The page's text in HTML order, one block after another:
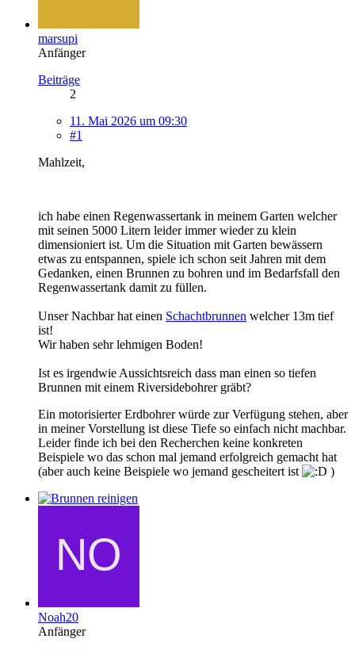
marsupi
Anfänger
Beiträge
2
11. Mai 2026 um 09:30
#1
Mahlzeit,
ich habe einen Regenwassertank in meinem Garten welcher
mit seinen 5000 Litern leider immer wieder zu klein
dimensioniert ist. Um die Situation mit Garten bewässern
etwas zu entspannen, spiele ich schon seit Jahren mit dem
Gedanken, einen Brunnen zu bohren und im Bedarfsfall den
Regenwassertank damit zu füllen.
Unser Nachbar hat einen Schachtbrunnen welcher 13m tief
ist!
Wir haben sehr lehmigen Boden!
Ist es irgendwie Aussichtsreich dass man einen so tiefen
Brunnen mit einem Riversidebohrer gräbt?
Ein motorisierter Erdbohrer würde zur Verfügung stehen, aber
in meiner Vorstellung ist diese Tiefe so einfach nicht machbar.
Leider finde ich bei den Recherchen keine konkreten
Beispiele wo das schon mal jemand erfolgreich gemacht hat
(aber auch keine Beispiele wo jemand gescheitert ist
)
Noah20
Anfänger